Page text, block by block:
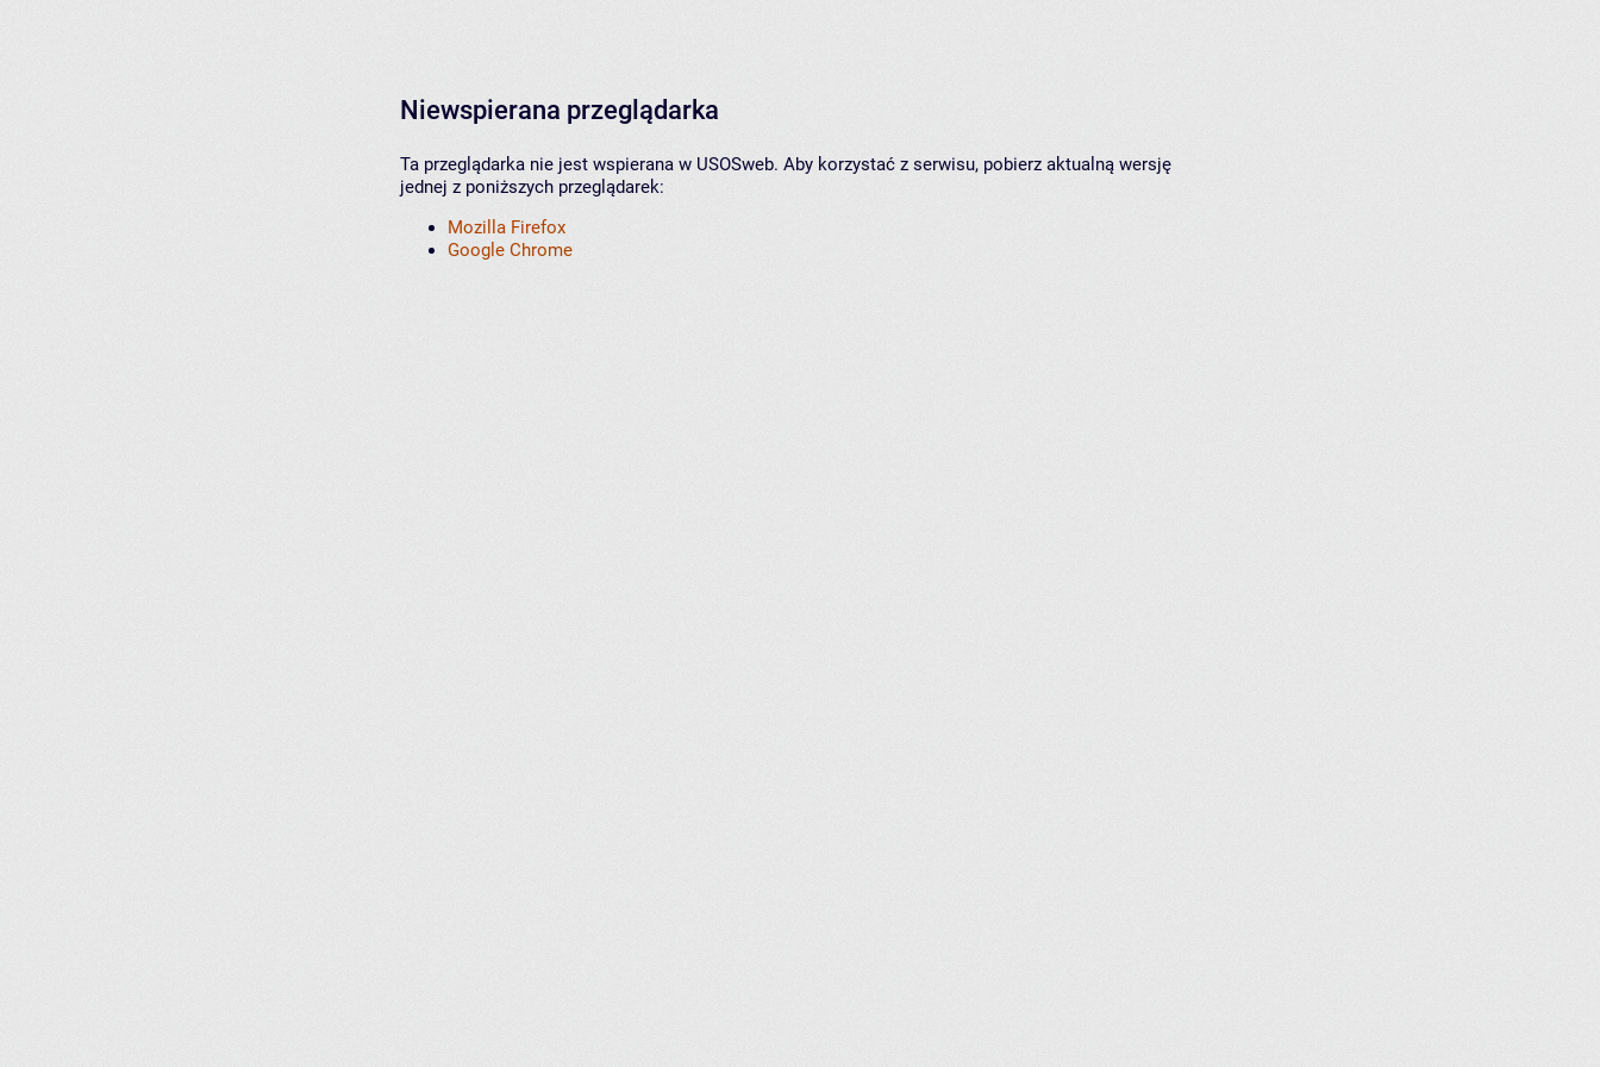
Niewspierana przeglądarka
Ta przeglądarka nie jest wspierana w USOSweb. Aby korzystać z serwisu, pobierz aktualną wersję
jednej z poniższych przeglądarek:
Mozilla Firefox
Google Chrome